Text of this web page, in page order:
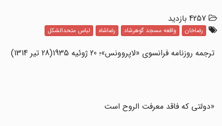
4257 بازدید
رضاخان واقعه مسجد گوهرشاد رضاشاه لباس متحدالشکل
ترجمه روزنامه فرانسوی «لاپروونس»؛ 20 ژوئیه 1935(28 تیر 1314)
«دولتی که فاقد معرفت الروح است